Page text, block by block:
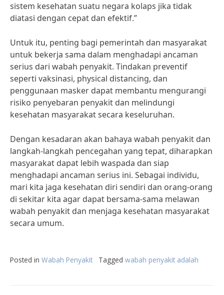
sistem kesehatan suatu negara kolaps jika tidak
diatasi dengan cepat dan efektif.”
Untuk itu, penting bagi pemerintah dan masyarakat
untuk bekerja sama dalam menghadapi ancaman
serius dari wabah penyakit. Tindakan preventif
seperti vaksinasi, physical distancing, dan
penggunaan masker dapat membantu mengurangi
risiko penyebaran penyakit dan melindungi
kesehatan masyarakat secara keseluruhan.
Dengan kesadaran akan bahaya wabah penyakit dan
langkah-langkah pencegahan yang tepat, diharapkan
masyarakat dapat lebih waspada dan siap
menghadapi ancaman serius ini. Sebagai individu,
mari kita jaga kesehatan diri sendiri dan orang-orang
di sekitar kita agar dapat bersama-sama melawan
wabah penyakit dan menjaga kesehatan masyarakat
secara umum.
Posted in Wabah Penyakit Tagged wabah penyakit adalah